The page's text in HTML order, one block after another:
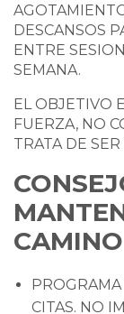
DESCANSOS
ENTRE
SEMANA.
EL OBJETIVO
FUERZA, NO
TRATA DE
CAMINO
PROGRAMA
CITAS. NO